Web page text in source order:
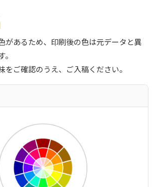
があるため、印刷後の色は元データと異
。
をご確認のうえ、ご入稿ください。